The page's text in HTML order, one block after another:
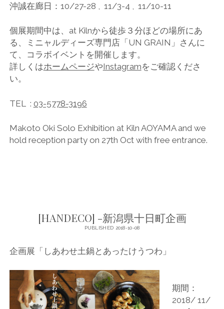
沖誠在廊日：10/27-28 , 11/3-4 , 11/10-11
個展期間中は、at Kilnから徒歩３分ほどの場所にあ
る、ミニャルディーズ専門店「UN GRAIN」さんに
て、コラボイベントを開催します。
詳しくはホームページやInstagramをご確認くださ
い。
TEL : 03-5778-3196
Makoto Oki Solo Exhibition at Kiln AOYAMA and we
hold reception party on 27th Oct with free entrance.
[HANDECO] -新潟県十日町企画
PUBLISHED 2018-10-08
企画展「しあわせ土鍋とあったけうつわ」
期間：
2018/ 11/